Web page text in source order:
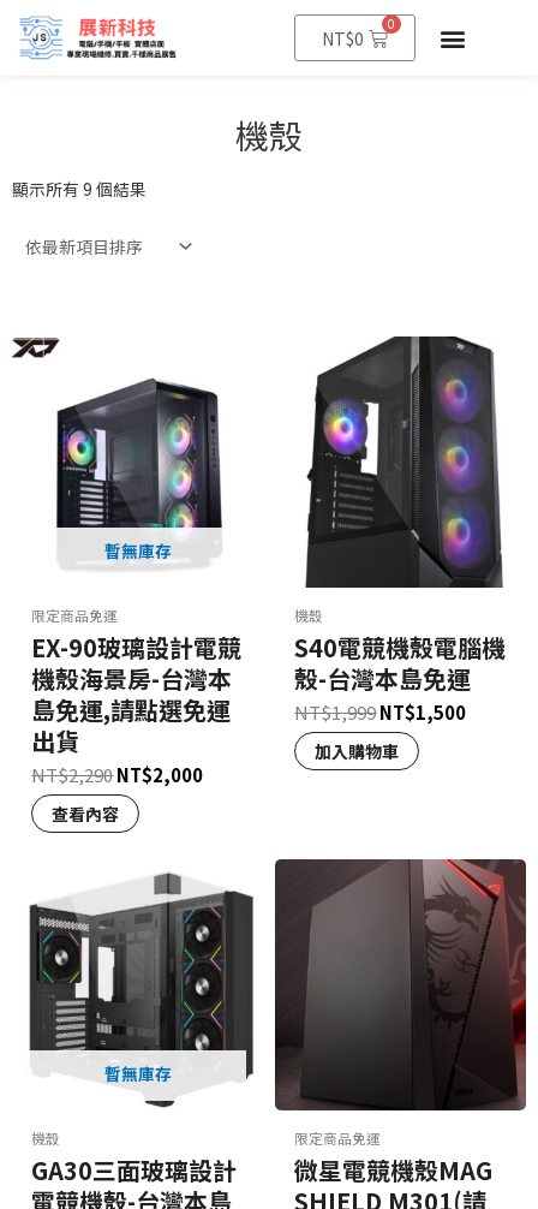
NT$0
0
機殼
顯示所有 9 個結果
暫無庫存
限定商品免運
EX-90玻璃設計電競
機殼海景房-台灣本
島免運,請點選免運
出貨
NT$2,290NT$2,000
查看內容
機殼
S40電競機殼電腦機
殼-台灣本島免運
NT$1,999NT$1,500
加入購物車
暫無庫存
機殼
GA30三面玻璃設計
電競機殼-台灣本島
限定商品免運
微星電競機殼MAG
SHIELD M301(請